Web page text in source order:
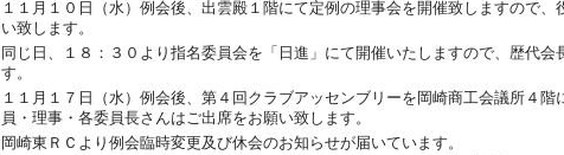
１１月１０日（水）例会後、出雲殿１階にて定例の理事会を開催致しますので
い致します。
同じ日、１８：３０より指名委員会を「日進」にて開催いたしますので、歴代会
す。
１１月１７日（水）例会後、第４回クラブアッセンブリーを岡崎商工会議所４
員・理事・各委員長さんはご出席をお願い致します。
岡崎東ＲＣより例会臨時変更及び休会のお知らせが届いています。